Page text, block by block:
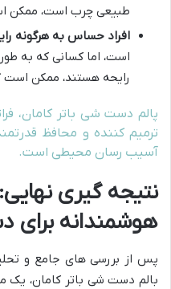
طبیعی چرب است، ممکن
افراد حساس به هرگونه
است، اما کسانی که به
رایحه هستند، ممکن است
پالم دست شی باتر کامان،
ترمیم کننده و محافظ
آسیب رسان محیطی است.
نتیجه گیری
هوشمندانه برای
پس از بررسی های جامع و
بالم دست شی باتر کامان،